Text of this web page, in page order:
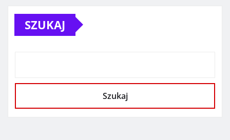
SZUKAJ
Szukaj